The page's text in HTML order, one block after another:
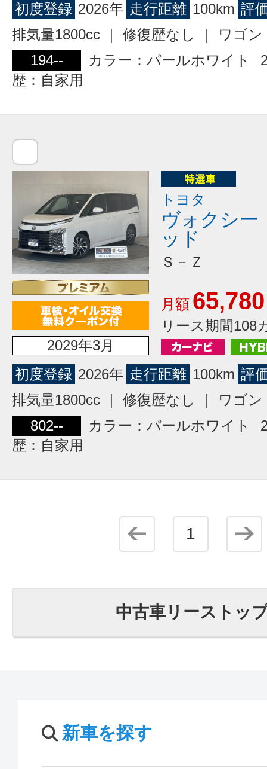
初度登録 2026年 走行距離 100km 評
排気量1800cc ｜ 修復歴なし ｜ ワゴ
194--
カラー：パールホワイト
歴：自家用
2029年3月
トヨタ
ヴォクシ
ッド
Ｓ－Ｚ
月額 65,780
リース期間108
初度登録 2026年 走行距離 100km 評
排気量1800cc ｜ 修復歴なし ｜ ワゴ
802--
カラー：パールホワイト
歴：自家用
1
中古車リーストッ
新車を探す